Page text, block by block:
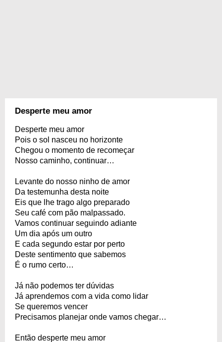
Desperte meu amor
Desperte meu amor
Pois o sol nasceu no horizonte
Chegou o momento de recomeçar
Nosso caminho, continuar…
Levante do nosso ninho de amor
Da testemunha desta noite
Eis que lhe trago algo preparado
Seu café com pão malpassado.
Vamos continuar seguindo adiante
Um dia após um outro
E cada segundo estar por perto
Deste sentimento que sabemos
É o rumo certo…
Já não podemos ter dúvidas
Já aprendemos com a vida como lidar
Se queremos vencer
Precisamos planejar onde vamos chegar…
Então desperte meu amor